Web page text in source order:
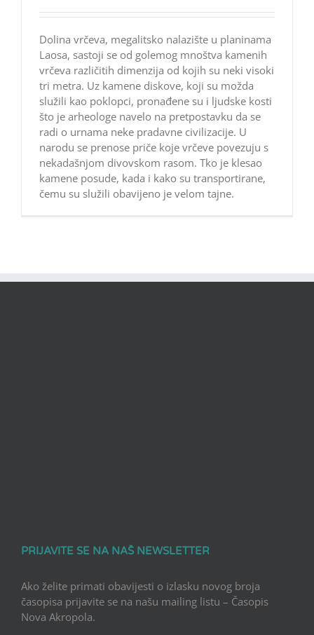
Dolina vrčeva, megalitsko nalazište u planinama
Laosa, sastoji se od golemog mnoštva kamenih
vrčeva različitih dimenzija od kojih su neki visoki
tri metra. Uz kamene diskove, koji su možda
služili kao poklopci, pronađene su i ljudske kosti
što je arheologe navelo na pretpostavku da se
radi o urnama neke pradavne civilizacije. U
narodu se prenose priče koje vrčeve povezuju s
nekadašnjom divovskom rasom. Tko je klesao
kamene posude, kada i kako su transportirane,
čemu su služili obavijeno je velom tajne.
PRIJAVITE SE NA NAŠ NEWSLETTER
Ako želite primati obavijesti o izlasku novog broja
časopisa prijavite se na našu mailing listu – Časopis
Nova Akropola.